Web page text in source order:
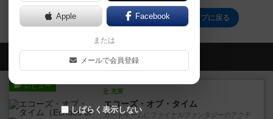
いまさら聞けないビジネス用語ゲームのトップに戻る
会員の新しい投稿
レビュー
充実
エコーズ・オブ・タイム
カードゲームにファイナルファンタジーのアクテ
Apple Facebook
または
メールで会員登録
しばらく表示しない